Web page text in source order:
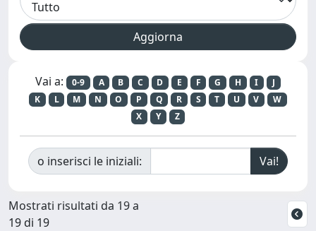
Vai a: 0-9 A B C D E F G H I
J
K
L M N O P Q R S T U V
W
X
Y Z
o inserisci le iniziali:
Mostrati risultati da 19 a
19 di 19